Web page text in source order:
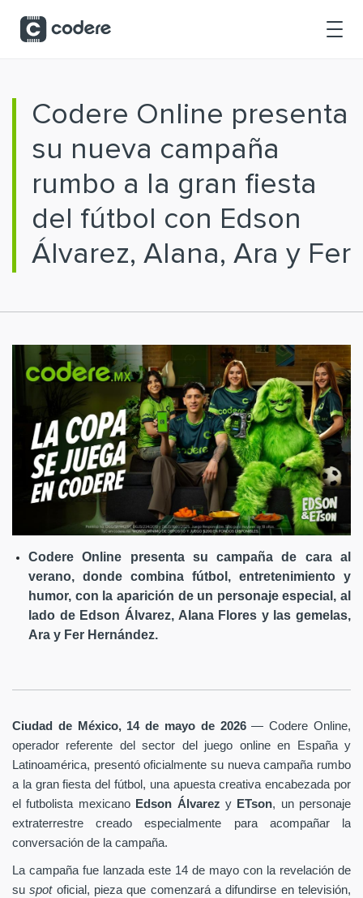
Codere Online presenta
su nueva campaña
rumbo a la gran fiesta
del fútbol con Edson
Álvarez, Alana, Ara y Fer
Codere Online presenta su campaña de cara al
verano, donde combina fútbol, entretenimiento y
humor, con la aparición de un personaje especial, al
lado de Edson Álvarez, Alana Flores y las gemelas,
Ara y Fer Hernández.
Ciudad de México, 14 de mayo de 2026— Codere Online,
operador referente del sector del juego online en España y
Latinoamérica, presentó oficialmente su nueva campaña rumbo
a la gran fiesta del fútbol, una apuesta creativa encabezada por
el futbolista mexicano Edson Álvarez yETson, un personaje
extraterrestre creado especialmente para acompañar la
conversación de la campaña.
La campaña fue lanzada este 14 de mayo con la revelación de
suspot oficial, pieza que comenzará a difundirse en televisión,